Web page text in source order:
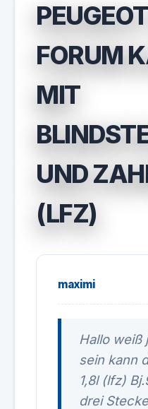
FORUM
MIT
UND
(LFZ)
maximi
Hallo weiß
sein kann
1,8l (lfz)
drei